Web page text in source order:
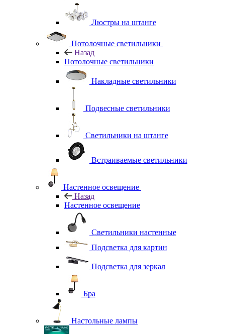
Люстры на штанге
Потолочные светильники
Назад
Потолочные светильники
Накладные светильники
Подвесные светильники
Светильники на штанге
Встраиваемые светильники
Настенное освещение
Назад
Настенное освещение
Светильники настенные
Подсветка для картин
Подсветка для зеркал
Бра
Настольные лампы